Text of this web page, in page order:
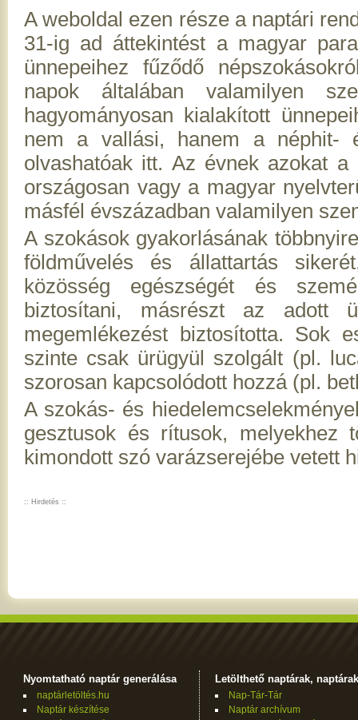
A weboldal ezen része a naptári
31-ig ad áttekintést a magyar
ünnepeihez fűződő
napok általában valamilyen
hagyományosan kialakított
nem a vallási, hanem a néphit-
olvashatóak itt. Az évnek azokat
országosan vagy a magyar
másfél évszázadban valamilyen
A szokások gyakorlásának
földművelés és állattartás
közösség egészségét és
biztosítani, másrészt az adott
megemlékezést biztosította. Sok
szinte csak ürügyül szolgált (pl.
szorosan kapcsolódott hozzá (pl.
A szokás- és
gesztusok és rítusok, melyekhez
kimondott szó varázserejébe vetett
:: Hirdetés ::
Nyomtatható naptár generálása
naptárletöltés.hu
Naptár készítése
Letölthető naptárak, naptárak
Nap-Tár-Tár
Naptár archívum